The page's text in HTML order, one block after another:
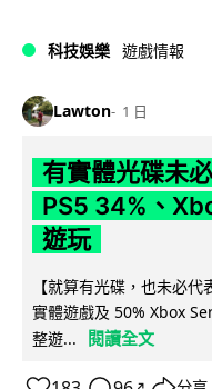
科技娛樂 遊戲情報
Lawton 1 日
有實體光碟未
PS5 34%、
遊玩
【就算有光碟，也未必
實體遊戲及 50% Xbox
整遊...
閱讀全文